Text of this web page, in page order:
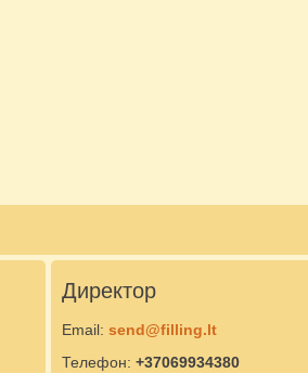
Директор
Email: send@filling.lt
Телефон: +37069934380